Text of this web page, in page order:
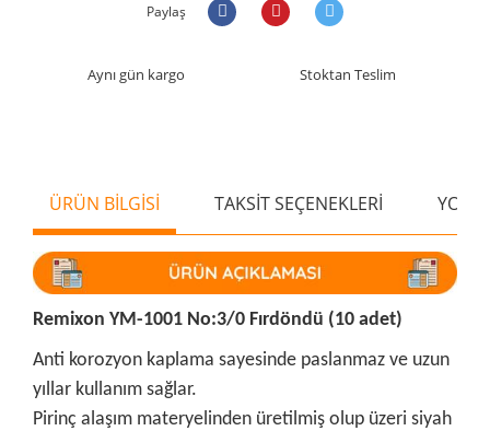
Paylaş
Aynı gün kargo Stoktan Teslim
ÜRÜN BİLGİSİ TAKSİT SEÇENEKLERİ
Remixon YM-1001 No:3/0 Fırdöndü (10 adet)
Anti korozyon kaplama sayesinde paslanmaz ve uzun
yıllar kullanım sağlar.
Pirinç alaşım materyelinden üretilmiş olup üzeri siyah